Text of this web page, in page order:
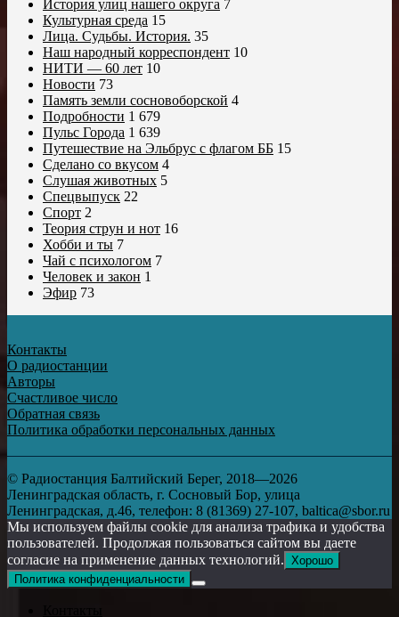
История улиц нашего округа 7
Культурная среда 15
Лица. Судьбы. История. 35
Наш народный корреспондент 10
НИТИ — 60 лет 10
Новости 73
Память земли сосновоборской 4
Подробности 1 679
Пульс Города 1 639
Путешествие на Эльбрус с флагом ББ 15
Сделано со вкусом 4
Слушая животных 5
Спецвыпуск 22
Спорт 2
Теория струн и нот 16
Хобби и ты 7
Чай с психологом 7
Человек и закон 1
Эфир 73
Контакты
О радиостанции
Авторы
Счастливое число
Обратная связь
Политика обработки персональных данных
© Радиостанция Балтийский Берег, 2018—2026
Ленинградская область, г. Сосновый Бор, улица
Ленинградская, д.46, телефон: 8 (81369) 27-107, baltica@sbor.ru
Мы используем файлы cookie для анализа трафика и удобства
пользователей. Продолжая пользоваться сайтом вы даете
согласие на применение данных технологий. Хорошо
Политика конфиденциальности